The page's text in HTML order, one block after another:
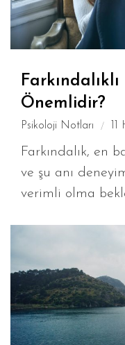
Önemlidir?
Psikoloji Notları
Farkındalık, en
ve şu anı
verimli olma